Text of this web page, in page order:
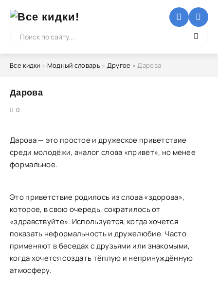
Все кидки » Модный словарь» Другое » Дарова
Дарова
0
Дарова — это простое и дружеское приветствие
среди молодёжи, аналог слова «привет», но менее
формальное.
Это приветствие родилось из слова «здорова»,
которое, в свою очередь, сократилось от
«здравствуйте». Используется, когда хочется
показать неформальность и дружелюбие. Часто
применяют в беседах с друзьями или знакомыми,
когда хочется создать тёплую и непринуждённую
атмосферу.